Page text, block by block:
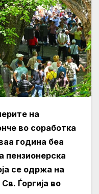
на
во соработка
година беа
пензионерска
се одржа на
Ѓоргија во